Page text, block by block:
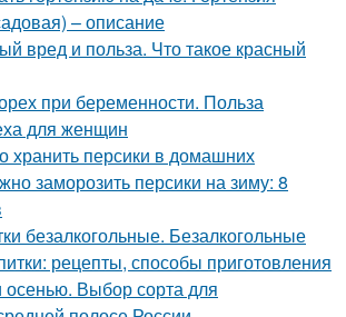
– описание
вред и польза. Что такое красный
при беременности. Польза
для женщин
хранить персики в домашних
заморозить персики на зиму: 8
безалкогольные. Безалкогольные
рецепты, способы приготовления
осенью. Выбор сорта для